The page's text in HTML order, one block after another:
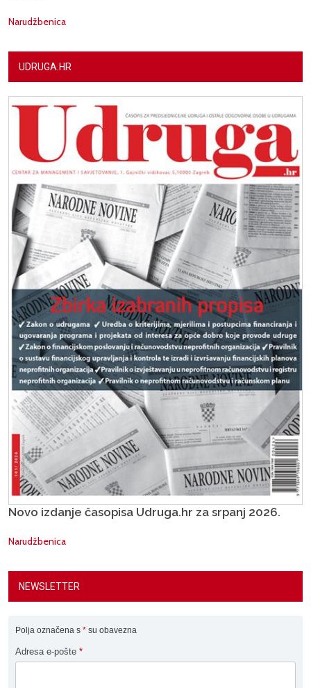
Narudžbenica
UDRUGA.HR
Novo izdanje časopisa Udruga.hr za srpanj 2026.
Narudžbenica
NEWSLETTER
Polja označena s * su obavezna
Adresa e-pošte *